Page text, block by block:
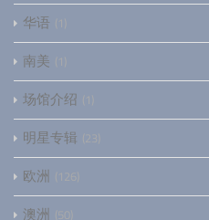
华语 1
南美 1
场馆介绍 1
明星专辑 23
欧洲 126
澳洲 50